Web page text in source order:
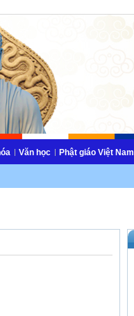
Văn học Phật giáo Việt Nam